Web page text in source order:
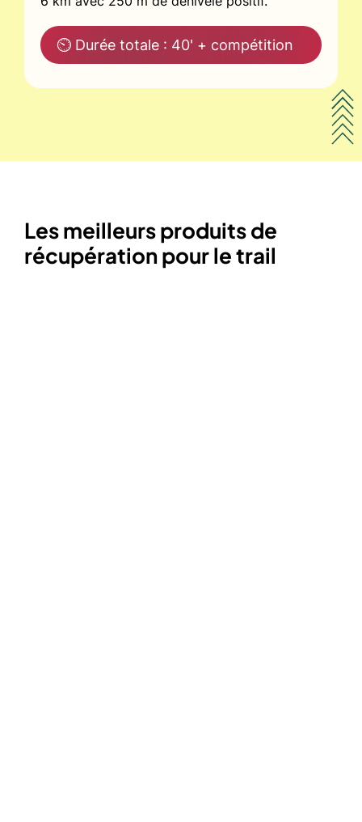
⏲ Durée totale : 40' + compétition
Les meilleurs produits de
récupération pour le trail